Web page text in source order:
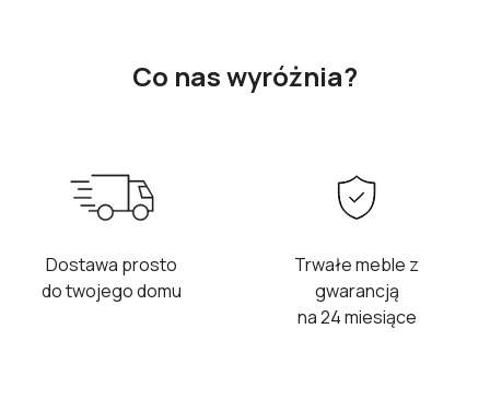
Co nas wyróżnia?
Dostawa prosto
do twojego domu
Trwałe meble z
gwarancją
na 24 miesiące